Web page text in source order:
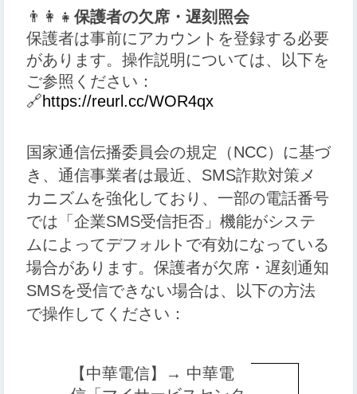
👨‍👩‍👧 保護者の欠席・遅刻照会
保護者は事前にアカウントを登録する必要
があります。操作説明については、以下を
ご参照ください：
🔗https://reurl.cc/WOR4qx
国家通信伝播委員会の規定（NCC）に基づ
き、通信事業者は最近、SMS詐欺対策メ
カニズムを強化しており、一部の電話番号
では「企業SMS受信拒否」機能がシステ
ムによってデフォルトで有効になっている
場合があります。保護者が欠席・遅刻通知
SMSを受信できない場合は、以下の方法
で操作してください：
【中華電信】→ 中華電